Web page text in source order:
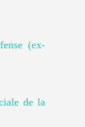
(ex-
de la